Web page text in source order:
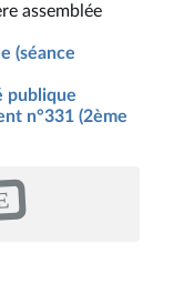
assemblée
(séance
publique
n°331 (2ème